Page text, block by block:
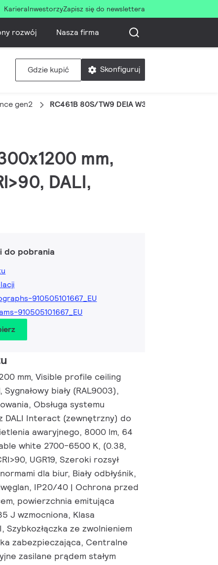
KarieraInwestorzyZapisz się do newslettera
rozwój Nasza firma
Gdzie kupić Skonfiguruj
gen2 RC461B 80S/TW9 DEIA W30L120 VPC SC
mm,
DALI,
do pobrania
910505101667_EU
910505101667_EU
mm, Visible profile ceiling
biały (RAL9003),
Obsługa systemu
DALI Interact (zewnętrzny) do
awaryjnego, 8000 lm, 64
white 2700-6500 K, (0.38,
UGR19, Szeroki rozsył
dla biur, Biały odbłyśnik,
IP20/40 | Ochrona przed
powierzchnia emitująca
J wzmocniona, Klasa
Szybkozłączka ze zwolnieniem
zabezpieczająca, Centralne
zasilane prądem stałym